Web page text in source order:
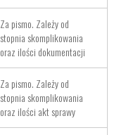
Za pismo. Zależy od
stopnia skomplikowania
oraz ilości dokumentacji
Za pismo. Zależy od
stopnia skomplikowania
oraz ilości akt sprawy